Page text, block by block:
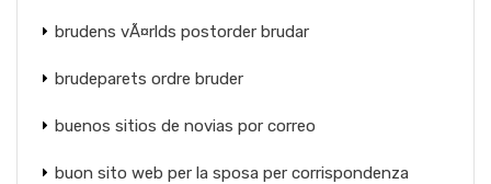
brudens vÃ¤rlds postorder brudar
brudeparets ordre bruder
buenos sitios de novias por correo
buon sito web per la sposa per corrispondenza